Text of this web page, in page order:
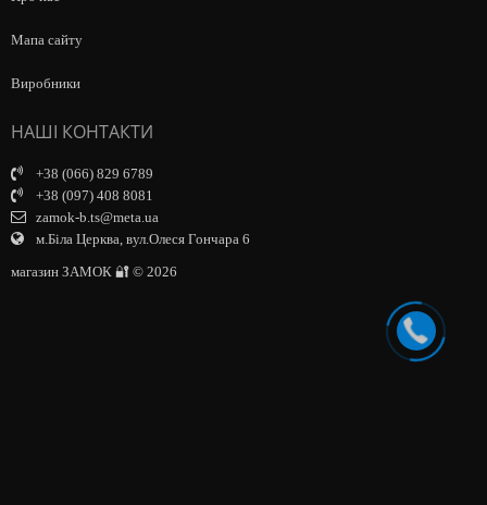
Мапа сайту
Виробники
НАШІ КОНТАКТИ
+38 (066) 829 6789
+38 (097) 408 8081
zamok-b.ts@meta.ua
м.Біла Церква, вул.Олеся Гончара 6
магазин ЗАМОК 🔐 © 2026